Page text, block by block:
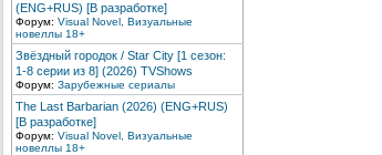
(ENG+RUS) [В разработке]
Форум: Visual Novel, Визуальные
новеллы 18+
Звёздный городок / Star City [1 сезон:
1-8 серии из 8] (2026) TVShows
Форум: Зарубежные сериалы
The Last Barbarian (2026) (ENG+RUS)
[В разработке]
Форум: Visual Novel, Визуальные
новеллы 18+